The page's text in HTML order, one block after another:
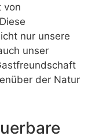
von
nur unsere
unser
der Natur